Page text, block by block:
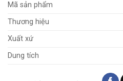
Mã sản phẩm
Thương hiệu
Xuất xứ
Dung tích